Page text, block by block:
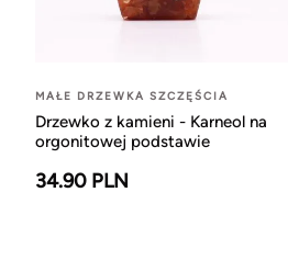
MAŁE DRZEWKA SZCZĘŚCIA
Drzewko z kamieni - Karneol na
orgonitowej podstawie
34.90 PLN